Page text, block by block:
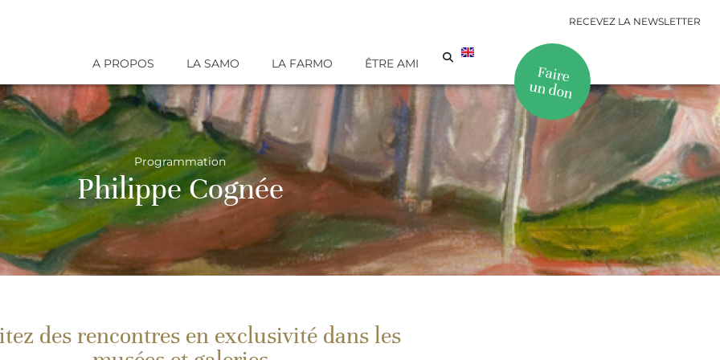
RECEVEZ LA NEWSLETTER
A PROPOS LA SAMO LA FARMO ÊTRE AMI Faire
un don
Programmation
Philippe Cognée
des rencontres en exclusivité dans les